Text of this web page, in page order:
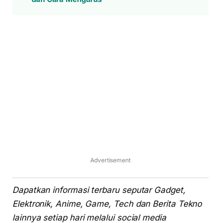
Advertisement
Dapatkan informasi terbaru seputar Gadget,
Elektronik, Anime, Game, Tech dan Berita Tekno
lainnya setiap hari melalui social media